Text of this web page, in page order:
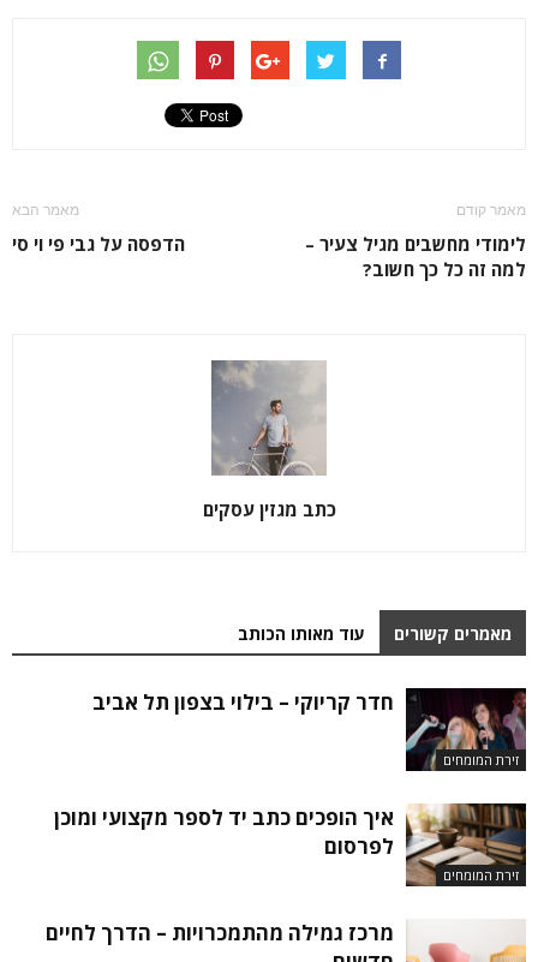
מאמר קודם
לימודי מחשבים מגיל צעיר –
למה זה כל כך חשוב?
מאמר הבא
הדפסה על גבי פי וי סי
כתב מגזין עסקים
מאמרים קשורים עוד מאותו הכותב
זירת המומחים
חדר קריוקי – בילוי בצפון תל אביב
זירת המומחים
איך הופכים כתב יד לספר מקצועי ומוכן
לפרסום
מרכז גמילה מהתמכרויות – הדרך לחיים